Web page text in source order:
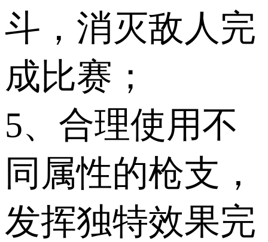
斗，消灭敌人完
成比赛；
5、合理使用不
同属性的枪支，
发挥独特效果完